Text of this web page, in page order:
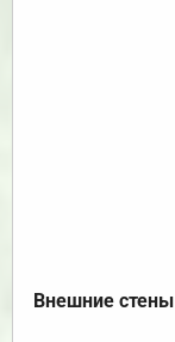
Внешние стены